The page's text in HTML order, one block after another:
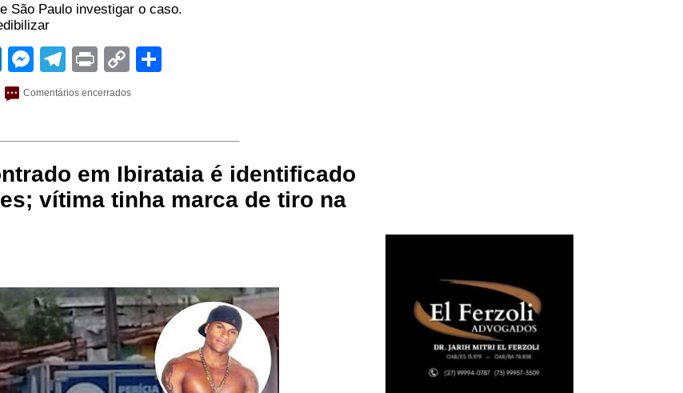
São Paulo investigar o caso.
LinkedIn
Messenger
Telegram
PrintCopy
Link
Comentários encerrados
em Ibirataia é identificado
vítima tinha marca de tiro na